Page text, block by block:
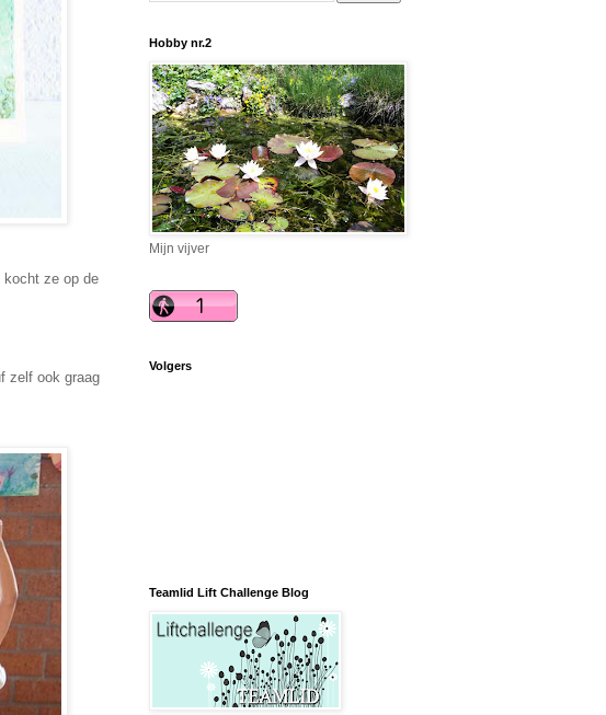
kocht ze op de
zelf ook graag
Hobby nr.2
Mijn vijver
Volgers
Teamlid Lift Challenge Blog